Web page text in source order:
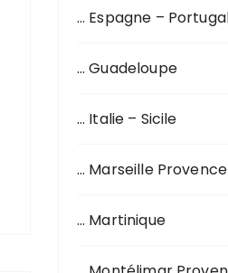
… Espagne –
… Guadeloupe
… Italie – Sicile
… Marseille Provence
… Martinique